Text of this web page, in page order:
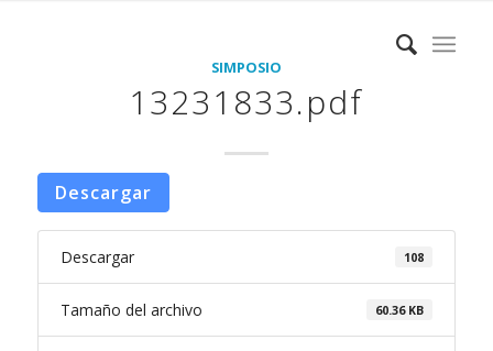
SIMPOSIO
13231833.pdf
Descargar
Descargar 108
Tamaño del archivo 60.36 KB